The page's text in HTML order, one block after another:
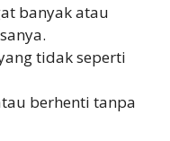
banyak atau
tidak seperti
berhenti tanpa